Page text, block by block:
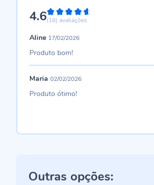
4.692%
(16) avaliações
Aline 17/02/2026
Produto bom!
Maria 02/02/2026
Produto ótimo!
Outras opções: